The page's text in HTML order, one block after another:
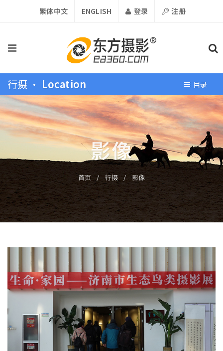
繁体中文 ENGLISH 登录 注册
行摄 • Location 目录
影像
首页 / 行摄 / 影像